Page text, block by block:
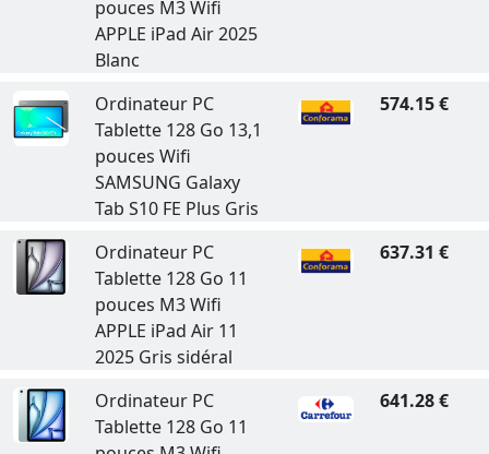
pouces M3 Wifi
APPLE iPad Air 2025
Blanc
Ordinateur PC
Tablette 128 Go 13,1
pouces Wifi
SAMSUNG Galaxy
Tab S10 FE Plus Gris
574.15 €
Ordinateur PC
Tablette 128 Go 11
pouces M3 Wifi
APPLE iPad Air 11
2025 Gris sidéral
637.31 €
Ordinateur PC
Tablette 128 Go 11
641.28 €